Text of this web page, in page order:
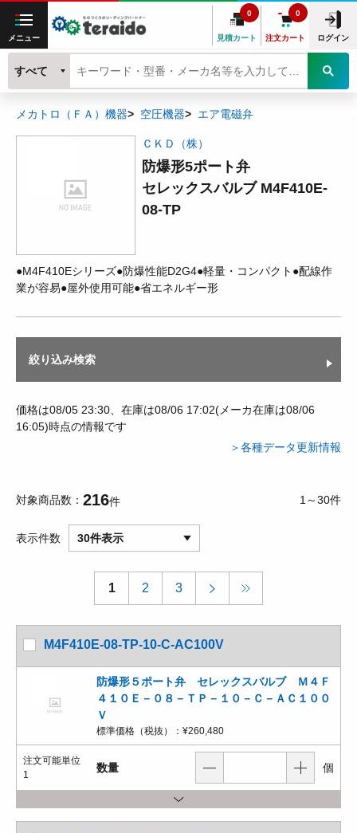
メニュー 見積カート
0
注文カート
0
ログイン
すべて
メカトロ（ＦＡ）機器 空圧機器 エア電磁弁
ＣＫＤ（株）
防爆形5ポート弁
セレックスバルブ M4F410E-
08-TP
●M4F410Eシリーズ●防爆性能D2G4●軽量・コンパクト●配線作
業が容易●屋外使用可能●省エネルギー形
絞り込み検索
価格は08/05 23:30、在庫は08/06 17:02(メーカ在庫は08/06
16:05)時点の情報です
＞各種データ更新情報
対象商品数 216件 1～30件
表示件数 30件表示
1 2 3
M4F410E-08-TP-10-C-AC100V
防爆形５ポート弁 セレックスバルブ Ｍ４Ｆ
４１０Ｅ－０８－ＴＰ－１０－Ｃ－ＡＣ１００
Ｖ
標準価格（税抜）： ¥260,480
注文可能単位
1
数量 個